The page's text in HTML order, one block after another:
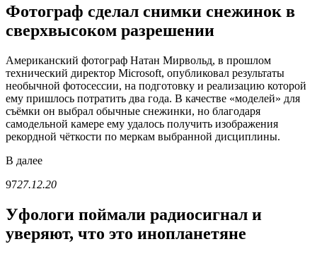
Фотограф сделал снимки снежинок в
сверхвысоком разрешении
Американский фотограф Натан Мирвольд, в прошлом
технический директор Microsoft, опубликовал результаты
необычной фотосессии, на подготовку и реализацию которой
ему пришлось потратить два года. В качестве «моделей» для
съёмки он выбрал обычные снежинки, но благодаря
самодельной камере ему удалось получить изображения
рекордной чёткости по меркам выбранной дисциплины.
В далее
9727.12.20
Уфологи поймали радиосигнал и
уверяют, что это инопланетяне